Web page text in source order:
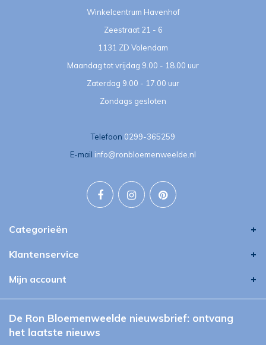
Winkelcentrum Havenhof
Zeestraat 21 - 6
1131 ZD Volendam
Maandag tot vrijdag 9.00 - 18.00 uur
Zaterdag 9.00 - 17.00 uur
Zondags gesloten
Telefoon 0299-365259
E-mail info@ronbloemenweelde.nl
Categorieën
Klantenservice
Mijn account
De Ron Bloemenweelde nieuwsbrief: ontvang
het laatste nieuws